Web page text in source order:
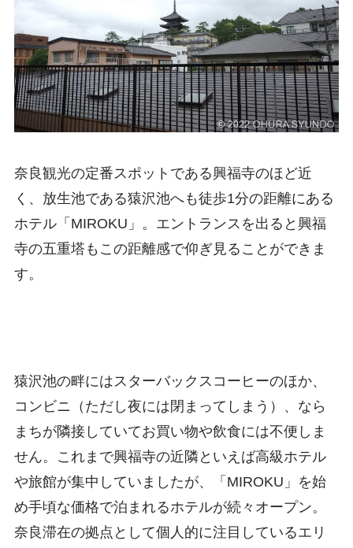
奈良観光の定番スポットである興福寺のほど近
く、放生池である猿沢池へも徒歩1分の距離にある
ホテル「MIROKU」。エントランスを出ると興福
寺の五重塔もこの距離感で仰ぎ見ることができま
す。
猿沢池の畔にはスターバックスコーヒーのほか、
コンビニ（ただし夜には閉まってしまう）、なら
まちが隣接していてお買い物や飲食には不便しま
せん。これまで興福寺の近隣といえば高級ホテル
や旅館が集中していましたが、「MIROKU」を始
め手頃な価格で泊まれるホテルが続々オープン。
奈良滞在の拠点として個人的に注目しているエリ